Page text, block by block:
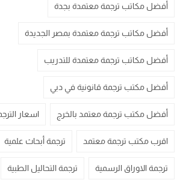
أفضل مكاتب ترجمة معتمدة بجدة
أفضل مكاتب ترجمة معتمدة بمصر الجديدة
أفضل مكاتب ترجمة معتمدة للتدريب
أفضل مكتب ترجمة قانونية في دبي
أفضل مكتب ترجمة معتمد بالخرج اسعار
اقرب مكتب ترجمة معتمد ترجمة أبحاث علمية
ترجمة الاوراق الرسمية ترجمة التحاليل الطبية